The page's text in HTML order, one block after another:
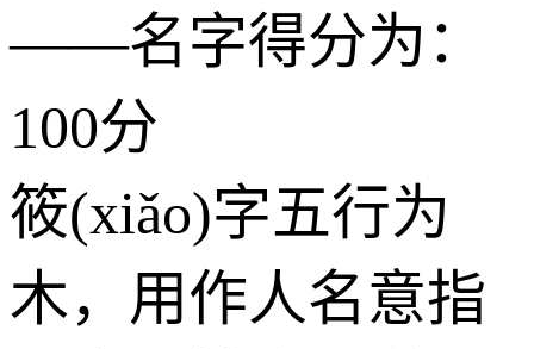
——名字得分为：
100分
筱(xiǎo)字五行为
木，用作人名意指